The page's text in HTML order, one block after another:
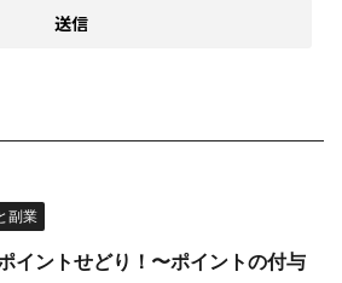
副業
イントせどり！〜ポイントの付与